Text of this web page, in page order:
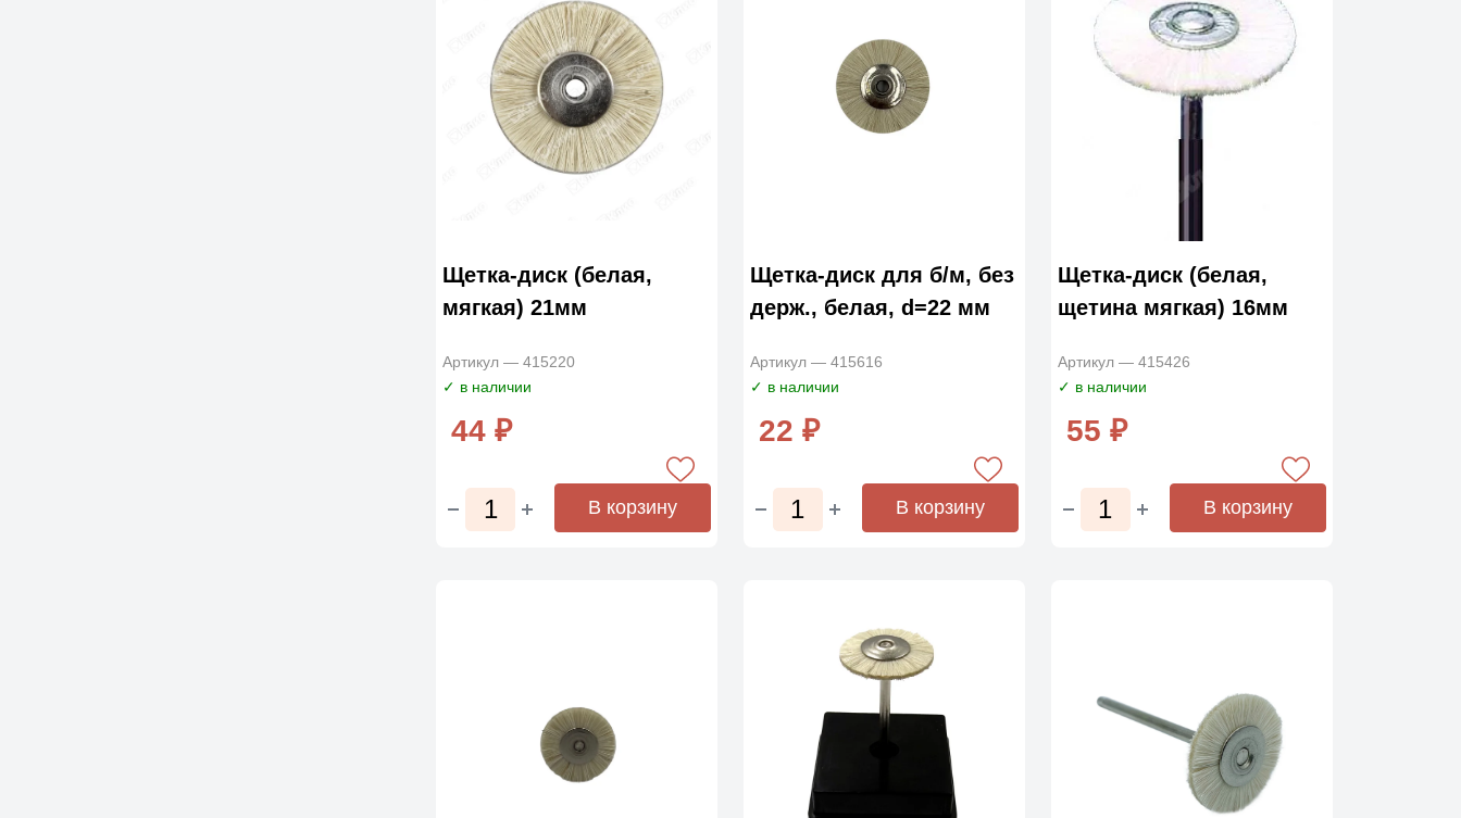
Щетка-диск (белая,
мягкая) 21мм
Артикул — 415220
✓ в наличии
44 ₽
В корзину
Щетка-диск для б/м, без
держ., белая, d=22 мм
Артикул — 415616
✓ в наличии
22 ₽
В корзину
Щетка-диск (белая,
щетина мягкая) 16мм
Артикул — 415426
✓ в наличии
55 ₽
В корзину